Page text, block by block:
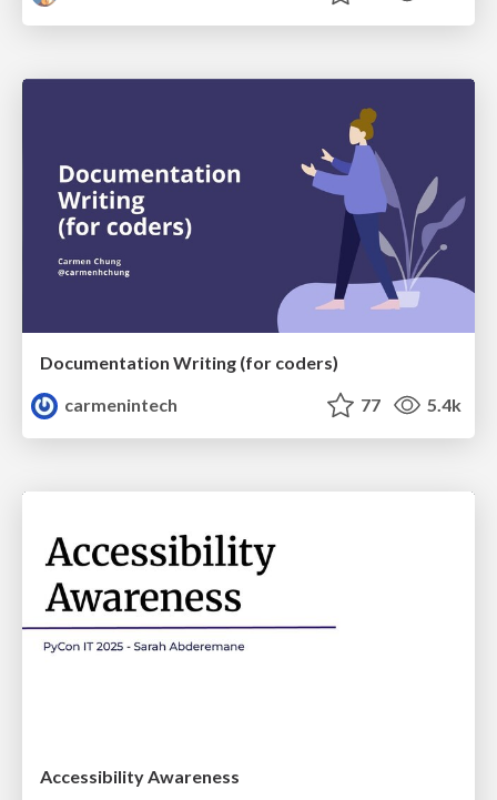
Documentation Writing (for coders)
carmenintech
77 5.4k
Accessibility Awareness